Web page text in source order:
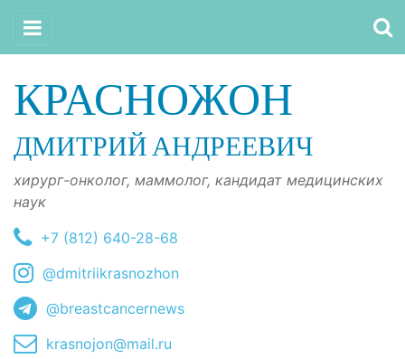
КРАСНОЖОН
ДМИТРИЙ АНДРЕЕВИЧ
хирург-онколог, маммолог, кандидат медицинских
наук
+7 (812) 640-28-68
@dmitriikrasnozhon
@breastcancernews
krasnojon@mail.ru